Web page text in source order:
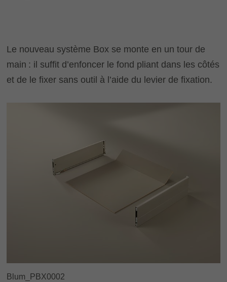
Blum_PBX0002
Le nouveau système Box se monte en un tour de
main : il suffit d’enfoncer le fond pliant dans les côtés
et de le fixer sans outil à l’aide du levier de fixation.